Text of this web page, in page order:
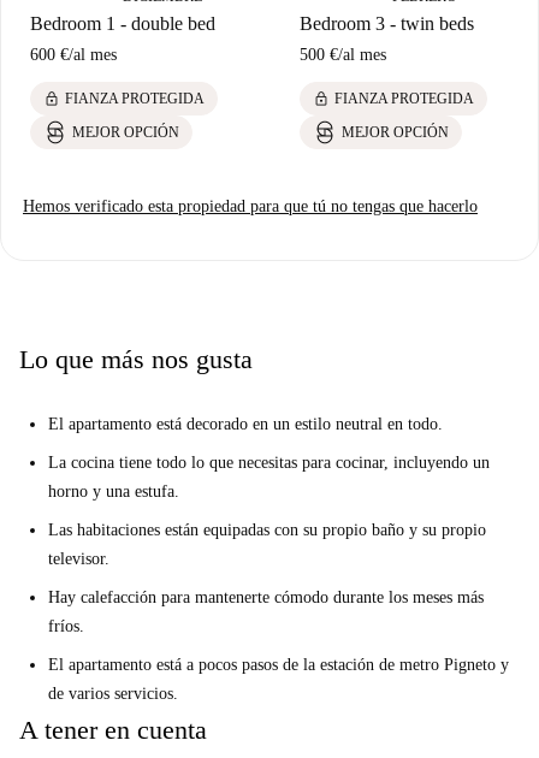
Bedroom 1 - double bed
600 €/al mes
lock FIANZA PROTEGIDA
MEJOR OPCIÓN
Bedroom 3 - twin beds
500 €/al mes
lock FIANZA PROTEGIDA
MEJOR OPCIÓN
Hemos verificado esta propiedad para que tú no tengas que hacerlo
Lo que más nos gusta
El apartamento está decorado en un estilo neutral en todo.
La cocina tiene todo lo que necesitas para cocinar, incluyendo un
horno y una estufa.
Las habitaciones están equipadas con su propio baño y su propio
televisor.
Hay calefacción para mantenerte cómodo durante los meses más
fríos.
El apartamento está a pocos pasos de la estación de metro Pigneto y
de varios servicios.
A tener en cuenta